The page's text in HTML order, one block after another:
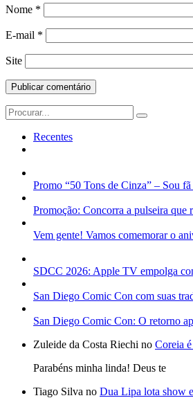
Nome *
E-mail *
Site
Search
for:
Recentes
Promo “50 Tons de Cinza” – Sou
Promoção: Concorra a pulseira que
Vem gente! Vamos comemorar o
SDCC 2026: Apple TV empolga
San Diego Comic Con com suas
San Diego Comic Con: O retorno
Zuleide da Costa Riechi no Coreia
Parabéns minha linda! Deus te
Tiago Silva no Dua Lipa lota show